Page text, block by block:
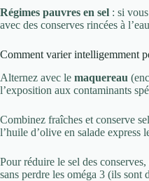
Régimes pauvres en sel : si
avec des conserves rincées à
Comment varier intelligemment
Alternez avec le maquereau
l’exposition aux contaminants
Combinez fraîches et conserve
l’huile d’olive en salade
Pour réduire le sel des conserves,
sans perdre les oméga 3 (ils sont